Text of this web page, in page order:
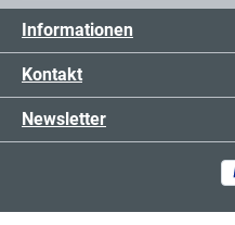
Informationen
Kontakt
Newsletter